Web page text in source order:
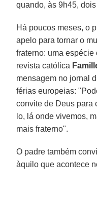
quando, às 9h45,
Há poucos meses, o
apelo para tornar o
fraterno: uma espécie
revista católica
mensagem no jornal
férias europeias:
convite de Deus para
lo, lá onde vivemos,
mais fraterno".
O padre também
àquilo que acontece